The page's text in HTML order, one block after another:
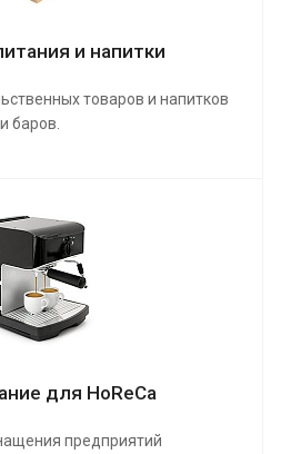
и напитки
товаров и напитков
баров.
для HoReCa
предприятий